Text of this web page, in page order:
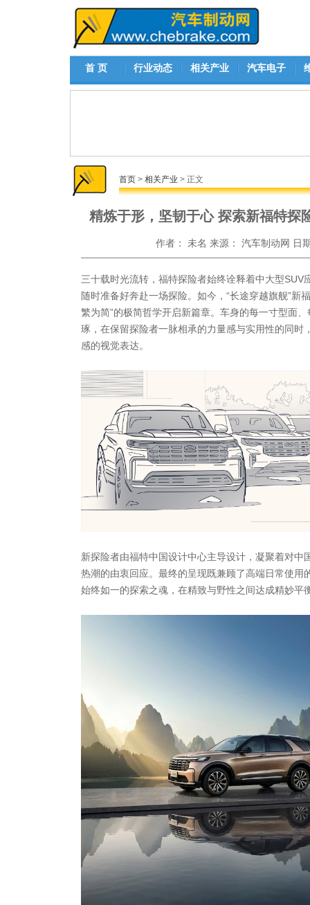
首 页 行业动态 相关产业 汽车电子
首页 > 相关产业 > 正文
精炼于形，坚韧于心 探索新福特探
作者： 未名 来源： 汽车制动网 日
三十载时光流转，福特探险者始终诠释着中大型SUV
随时准备好奔赴一场探险。如今，“长途穿越旗舰”新
繁为简”的极简哲学开启新篇章。车身的每一寸型面
琢，在保留探险者一脉相承的力量感与实用性的同时
感的视觉表达。
新探险者由福特中国设计中心主导设计，凝聚着对中
热潮的由衷回应。最终的呈现既兼顾了高端日常使用
始终如一的探索之魂，在精致与野性之间达成精妙平